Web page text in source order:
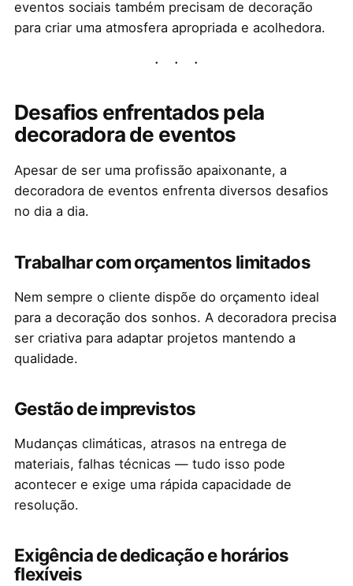
eventos sociais também precisam de decoração
para criar uma atmosfera apropriada e acolhedora.
Desafios enfrentados pela
decoradora de eventos
Apesar de ser uma profissão apaixonante, a
decoradora de eventos enfrenta diversos desafios
no dia a dia.
Trabalhar com orçamentos limitados
Nem sempre o cliente dispõe do orçamento ideal
para a decoração dos sonhos. A decoradora precisa
ser criativa para adaptar projetos mantendo a
qualidade.
Gestão de imprevistos
Mudanças climáticas, atrasos na entrega de
materiais, falhas técnicas — tudo isso pode
acontecer e exige uma rápida capacidade de
resolução.
Exigência de dedicação e horários
flexíveis